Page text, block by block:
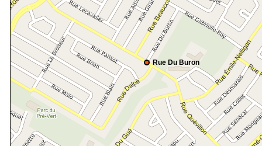
Rue Du Buron